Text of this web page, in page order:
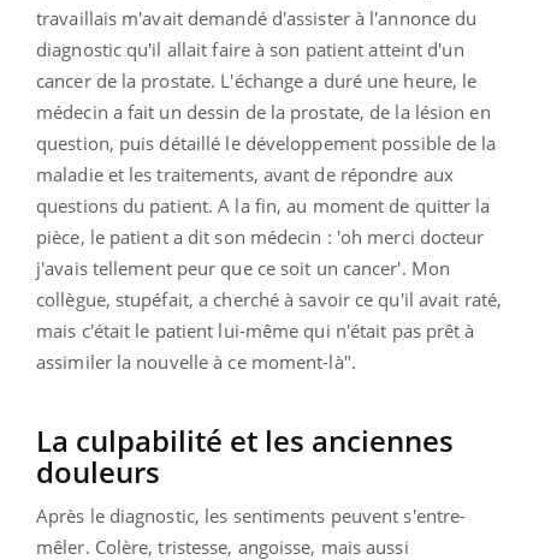
travaillais m'avait demandé d'assister à l'annonce du
diagnostic qu'il allait faire à son patient atteint d'un
cancer de la prostate. L'échange a duré une heure, le
médecin a fait un dessin de la prostate, de la lésion en
question, puis détaillé le développement possible de la
maladie et les traitements, avant de répondre aux
questions du patient. A la fin, au moment de quitter la
pièce, le patient a dit son médecin : 'oh merci docteur
j'avais tellement peur que ce soit un cancer'. Mon
collègue, stupéfait, a cherché à savoir ce qu'il avait raté,
mais c'était le patient lui-même qui n'était pas prêt à
assimiler la nouvelle à ce moment-là".
La culpabilité et les anciennes
douleurs
Après le diagnostic, les sentiments peuvent s'entre-
mêler. Colère, tristesse, angoisse, mais aussi